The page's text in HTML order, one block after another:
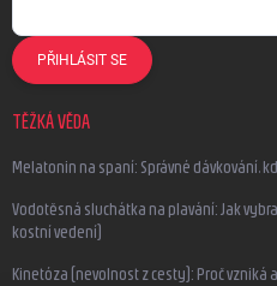
PŘIHLÁSIT SE
TĚŽKÁ VĚDA
Melatonin na spaní: Správné dávkování,
Vodotěsná sluchátka na plavání: Jak
kostní vedení)
Kinetóza (nevolnost z cesty): Proč vzniká